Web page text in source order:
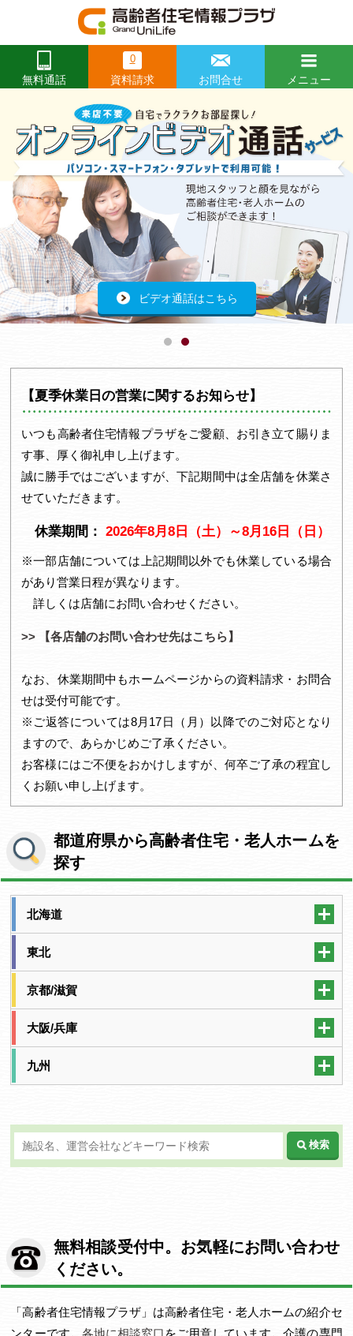
無料通話
0
資料請求 お問合せ
メニュー
開催レポートはこちらから
ビデオ通話はこちら
Prev
前
へ
次
へ
【夏季休業日の営業に関するお知らせ】
いつも高齢者住宅情報プラザをご愛顧、お引き立て賜りま
す事、厚く御礼申し上げます。
誠に勝手ではございますが、下記期間中は全店舗を休業さ
せていただきます。
休業期間： 2026年8月8日（土）～8月16日（日）
※一部店舗については上記期間以外でも休業している場合
があり営業日程が異なります。
詳しくは店舗にお問い合わせください。
>> 【各店舗のお問い合わせ先はこちら】
なお、休業期間中もホームページからの資料請求・お問合
せは受付可能です。
※ご返答については8月17日（月）以降でのご対応となり
ますので、あらかじめご了承ください。
お客様にはご不便をおかけしますが、何卒ご了承の程宜し
くお願い申し上げます。
都道府県から高齢者住宅・老人ホームを
探す
北海道
東北
京都/滋賀
大阪/兵庫
九州
検索
無料相談受付中。お気軽にお問い合わせ
ください。
「高齢者住宅情報プラザ」は高齢者住宅・老人ホームの紹介セ